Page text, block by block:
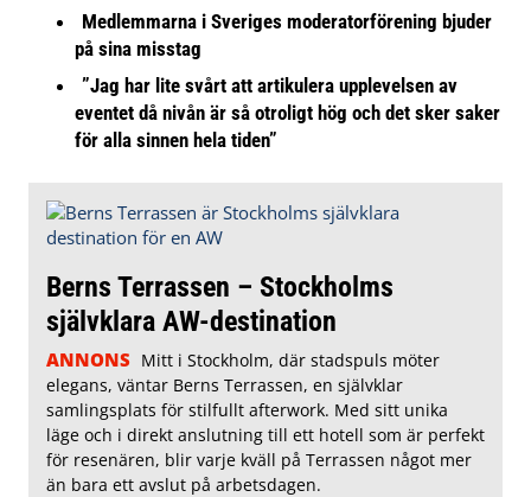
Medlemmarna i Sveriges moderatorförening bjuder
på sina misstag
”Jag har lite svårt att artikulera upplevelsen av
eventet då nivån är så otroligt hög och det sker saker
för alla sinnen hela tiden”
Berns Terrassen – Stockholms
självklara AW-destination
ANNONS Mitt i Stockholm, där stadspuls möter
elegans, väntar Berns Terrassen, en självklar
samlingsplats för stilfullt afterwork. Med sitt unika
läge och i direkt anslutning till ett hotell som är perfekt
för resenären, blir varje kväll på Terrassen något mer
än bara ett avslut på arbetsdagen.